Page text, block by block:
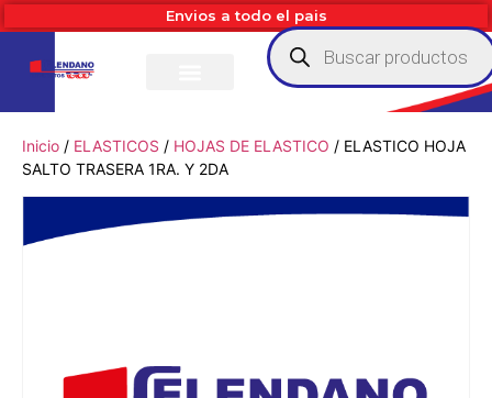
Envios a todo el pais
Inicio / ELASTICOS / HOJAS DE ELASTICO / ELASTICO HOJA
SALTO TRASERA 1RA. Y 2DA